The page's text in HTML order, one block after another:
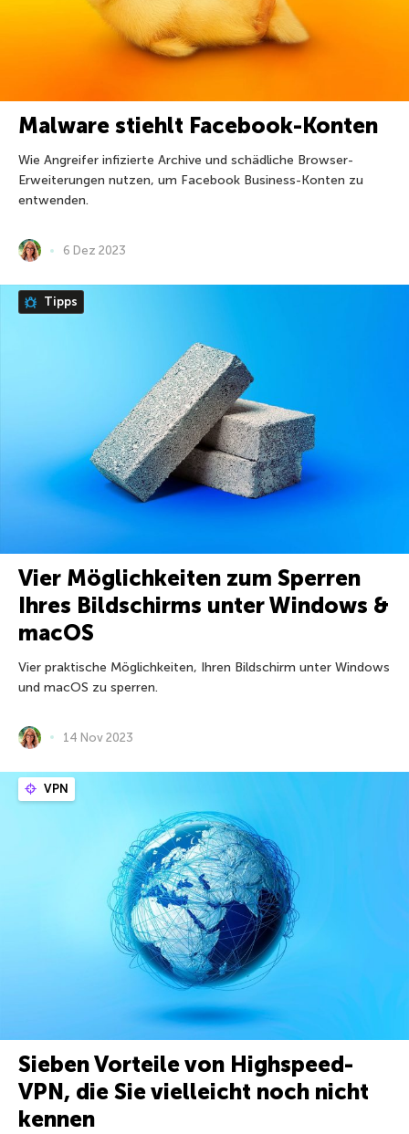
Malware stiehlt Facebook-Konten
Wie Angreifer infizierte Archive und schädliche Browser-
Erweiterungen nutzen, um Facebook Business-Konten zu
entwenden.
6 Dez 2023
Tipps
Vier Möglichkeiten zum Sperren
Ihres Bildschirms unter Windows &
macOS
Vier praktische Möglichkeiten, Ihren Bildschirm unter Windows
und macOS zu sperren.
14 Nov 2023
VPN
Sieben Vorteile von Highspeed-
VPN, die Sie vielleicht noch nicht
kennen